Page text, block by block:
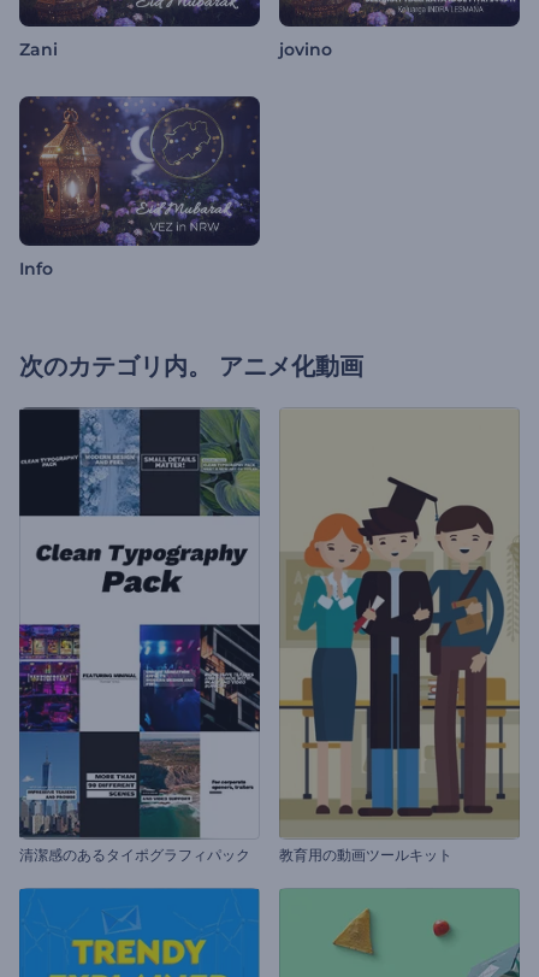
Zani jovino
Info
次のカテゴリ内。 アニメ化動画
清潔感のあるタイポグラフィパック 教育用の動画ツールキット